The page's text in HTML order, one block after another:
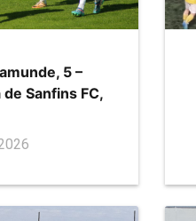
5 –
Sanfins FC,